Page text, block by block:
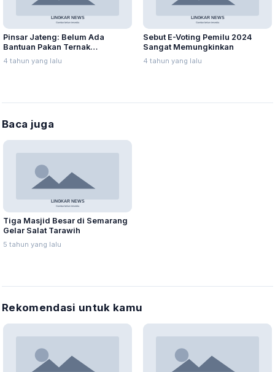
Pinsar Jateng: Belum Ada
Bantuan Pakan Ternak
Bersubsidi dari Pemerintah
4 tahun yang lalu
Sebut E-Voting Pemilu 2024
Sangat Memungkinkan
4 tahun yang lalu
Baca juga
Tiga Masjid Besar di Semarang
Gelar Salat Tarawih
5 tahun yang lalu
Rekomendasi untuk kamu